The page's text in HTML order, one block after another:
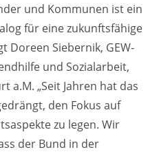
und Kommunen ist ein
für eine zukunftsfähige
Doreen Siebernik, GEW-
und Sozialarbeit,
a.M. „Seit Jahren hat das
den Fokus auf
zu legen. Wir
der Bund in der